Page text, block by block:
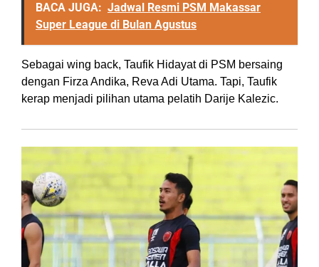
BACA JUGA: Jadwal Resmi PSM Makassar
Super League di Bulan Agustus
Sebagai wing back, Taufik Hidayat di PSM bersaing
dengan Firza Andika, Reva Adi Utama. Tapi, Taufik
kerap menjadi pilihan utama pelatih Darije Kalezic.